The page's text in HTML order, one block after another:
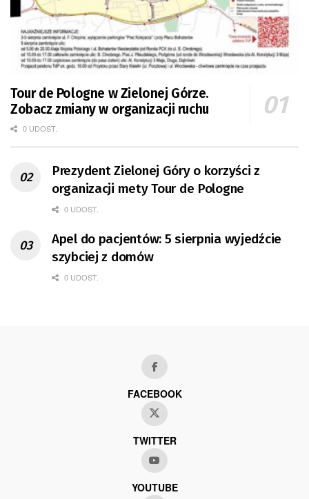
Tour de Pologne w Zielonej Górze.
Zobacz zmiany w organizacji ruchu
0 UDOST.
Prezydent Zielonej Góry o korzyści z
organizacji mety Tour de Pologne
0 UDOST.
Apel do pacjentów: 5 sierpnia wyjedźcie
szybciej z domów
0 UDOST.
FACEBOOK
TWITTER
YOUTUBE